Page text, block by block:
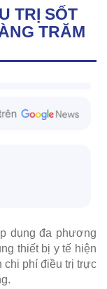
TRỊ SỐT
TRĂM
dụng đa phương
thiết bị y tế hiện
chi phí điều trị trực